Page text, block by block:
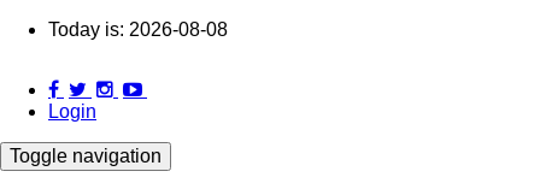
Skip
content
Today is: 2026-08-08
Login
Toggle navigation